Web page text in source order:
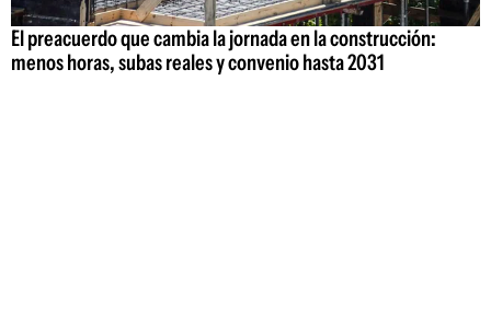
El preacuerdo que cambia la jornada en la construcción:
menos horas, subas reales y convenio hasta 2031